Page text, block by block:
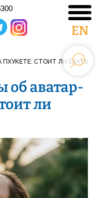
EN
ПХУКЕТЕ: СТОИТ ЛИ ЕХАТЬ
об аватар-
ли